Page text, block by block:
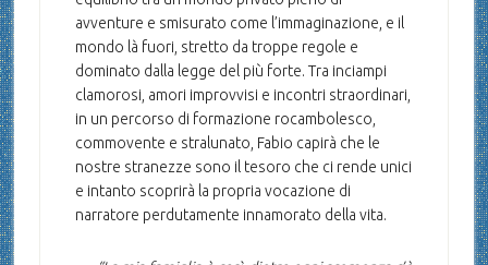
avventure e smisurato come l’immaginazione, e il
mondo là fuori, stretto da troppe regole e
dominato dalla legge del più forte. Tra inciampi
clamorosi, amori improvvisi e incontri straordinari,
in un percorso di formazione rocambolesco,
commovente e stralunato, Fabio capirà che le
nostre stranezze sono il tesoro che ci rende unici
e intanto scoprirà la propria vocazione di
narratore perdutamente innamorato della vita.